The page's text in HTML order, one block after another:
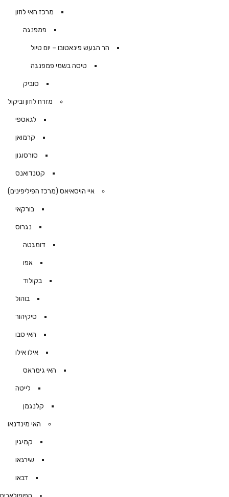
מרכז האי לוזון
פמפנגה
הר הגעש פינאטובו – יום טיול
טיסה בשמי פמפנגה
סוביק
מזרח לוזון וביקול
לגאספי
קרמואן
סורסוגון
קטנדואנס
איי הויסאיאס (מרכז הפיליפינים)
בורקאי
נגרוס
דומגטה
אפו
בקולוד
בוהול
סיקיהור
האי סבו
אילו אילו
האי גימראס
לייטה
קלנגמן
האי מינדנאו
קמיגין
שירגאו
דבאו